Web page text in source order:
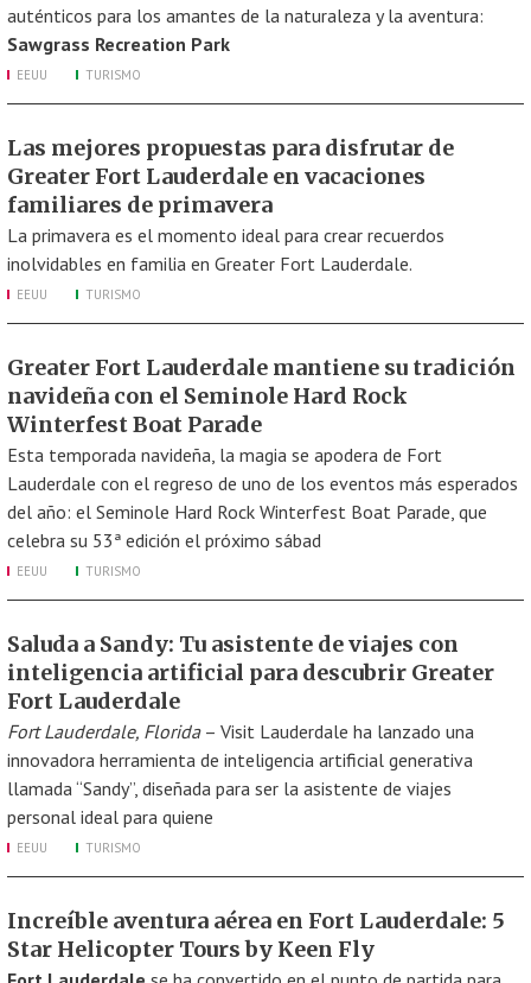
auténticos para los amantes de la naturaleza y la aventura:
Sawgrass Recreation Park
EEUU TURISMO
Las mejores propuestas para disfrutar de
Greater Fort Lauderdale en vacaciones
familiares de primavera
La primavera es el momento ideal para crear recuerdos
inolvidables en familia en Greater Fort Lauderdale.
EEUU TURISMO
Greater Fort Lauderdale mantiene su tradición
navideña con el Seminole Hard Rock
Winterfest Boat Parade
Esta temporada navideña, la magia se apodera de Fort
Lauderdale con el regreso de uno de los eventos más esperados
del año: el Seminole Hard Rock Winterfest Boat Parade, que
celebra su 53ª edición el próximo sábad
EEUU TURISMO
Saluda a Sandy: Tu asistente de viajes con
inteligencia artificial para descubrir Greater
Fort Lauderdale
Fort Lauderdale, Florida– Visit Lauderdale ha lanzado una
innovadora herramienta de inteligencia artificial generativa
llamada “Sandy”, diseñada para ser la asistente de viajes
personal ideal para quiene
EEUU TURISMO
Increíble aventura aérea en Fort Lauderdale: 5
Star Helicopter Tours by Keen Fly